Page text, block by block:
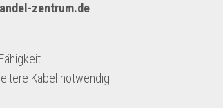
zentrum.de
Kabel notwendig